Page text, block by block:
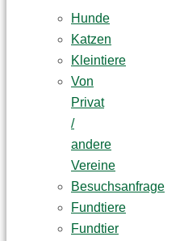
Hunde
Katzen
Kleintiere
Von
Privat
/
andere
Vereine
Besuchsanfrage
Fundtiere
Fundtier